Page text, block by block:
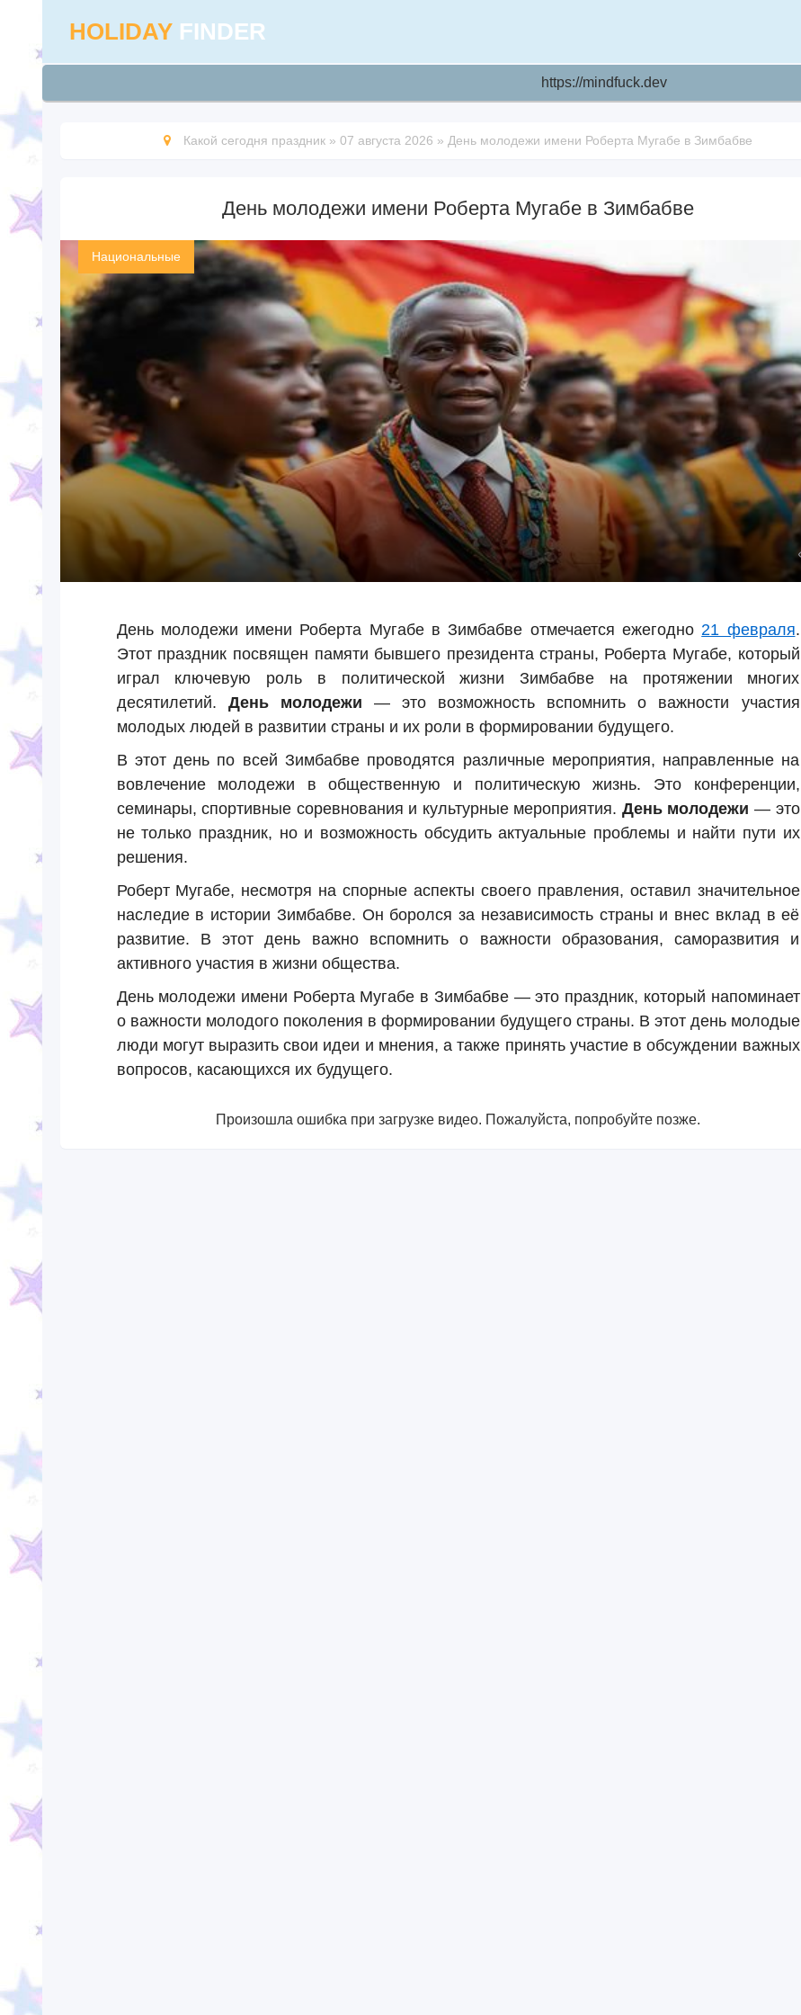
HOLIDAY FINDER
https://mindfuck.dev
Какой сегодня праздник » 07 августа 2026 » День молодежи имени Роберта Мугабе в Зимбабве
День молодежи имени Роберта Мугабе в Зимбабве
Национальные
День молодежи имени Роберта Мугабе в Зимбабве отмечается ежегодно21 февраля.
Этот праздник посвящен памяти бывшего президента страны, Роберта Мугабе, который
играл ключевую роль в политической жизни Зимбабве на протяжении многих
десятилетий. День молодежи — это возможность вспомнить о важности участия
молодых людей в развитии страны и их роли в формировании будущего.
В этот день по всей Зимбабве проводятся различные мероприятия, направленные на
вовлечение молодежи в общественную и политическую жизнь. Это конференции,
семинары, спортивные соревнования и культурные мероприятия. День молодежи — это
не только праздник, но и возможность обсудить актуальные проблемы и найти пути их
решения.
Роберт Мугабе, несмотря на спорные аспекты своего правления, оставил значительное
наследие в истории Зимбабве. Он боролся за независимость страны и внес вклад в её
развитие. В этот день важно вспомнить о важности образования, саморазвития и
активного участия в жизни общества.
День молодежи имени Роберта Мугабе в Зимбабве — это праздник, который напоминает
о важности молодого поколения в формировании будущего страны. В этот день молодые
люди могут выразить свои идеи и мнения, а также принять участие в обсуждении важных
вопросов, касающихся их будущего.
Произошла ошибка при загрузке видео. Пожалуйста, попробуйте позже.